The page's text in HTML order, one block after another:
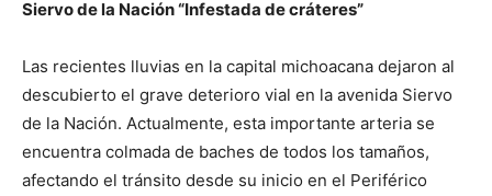
Siervo de la Nación “Infestada de cráteres”
Las recientes lluvias en la capital michoacana dejaron al
descubierto el grave deterioro vial en la avenida Siervo
de la Nación. Actualmente, esta importante arteria se
encuentra colmada de baches de todos los tamaños,
afectando el tránsito desde su inicio en el Periférico